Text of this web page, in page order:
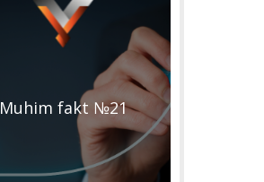
Muhim fakt №21